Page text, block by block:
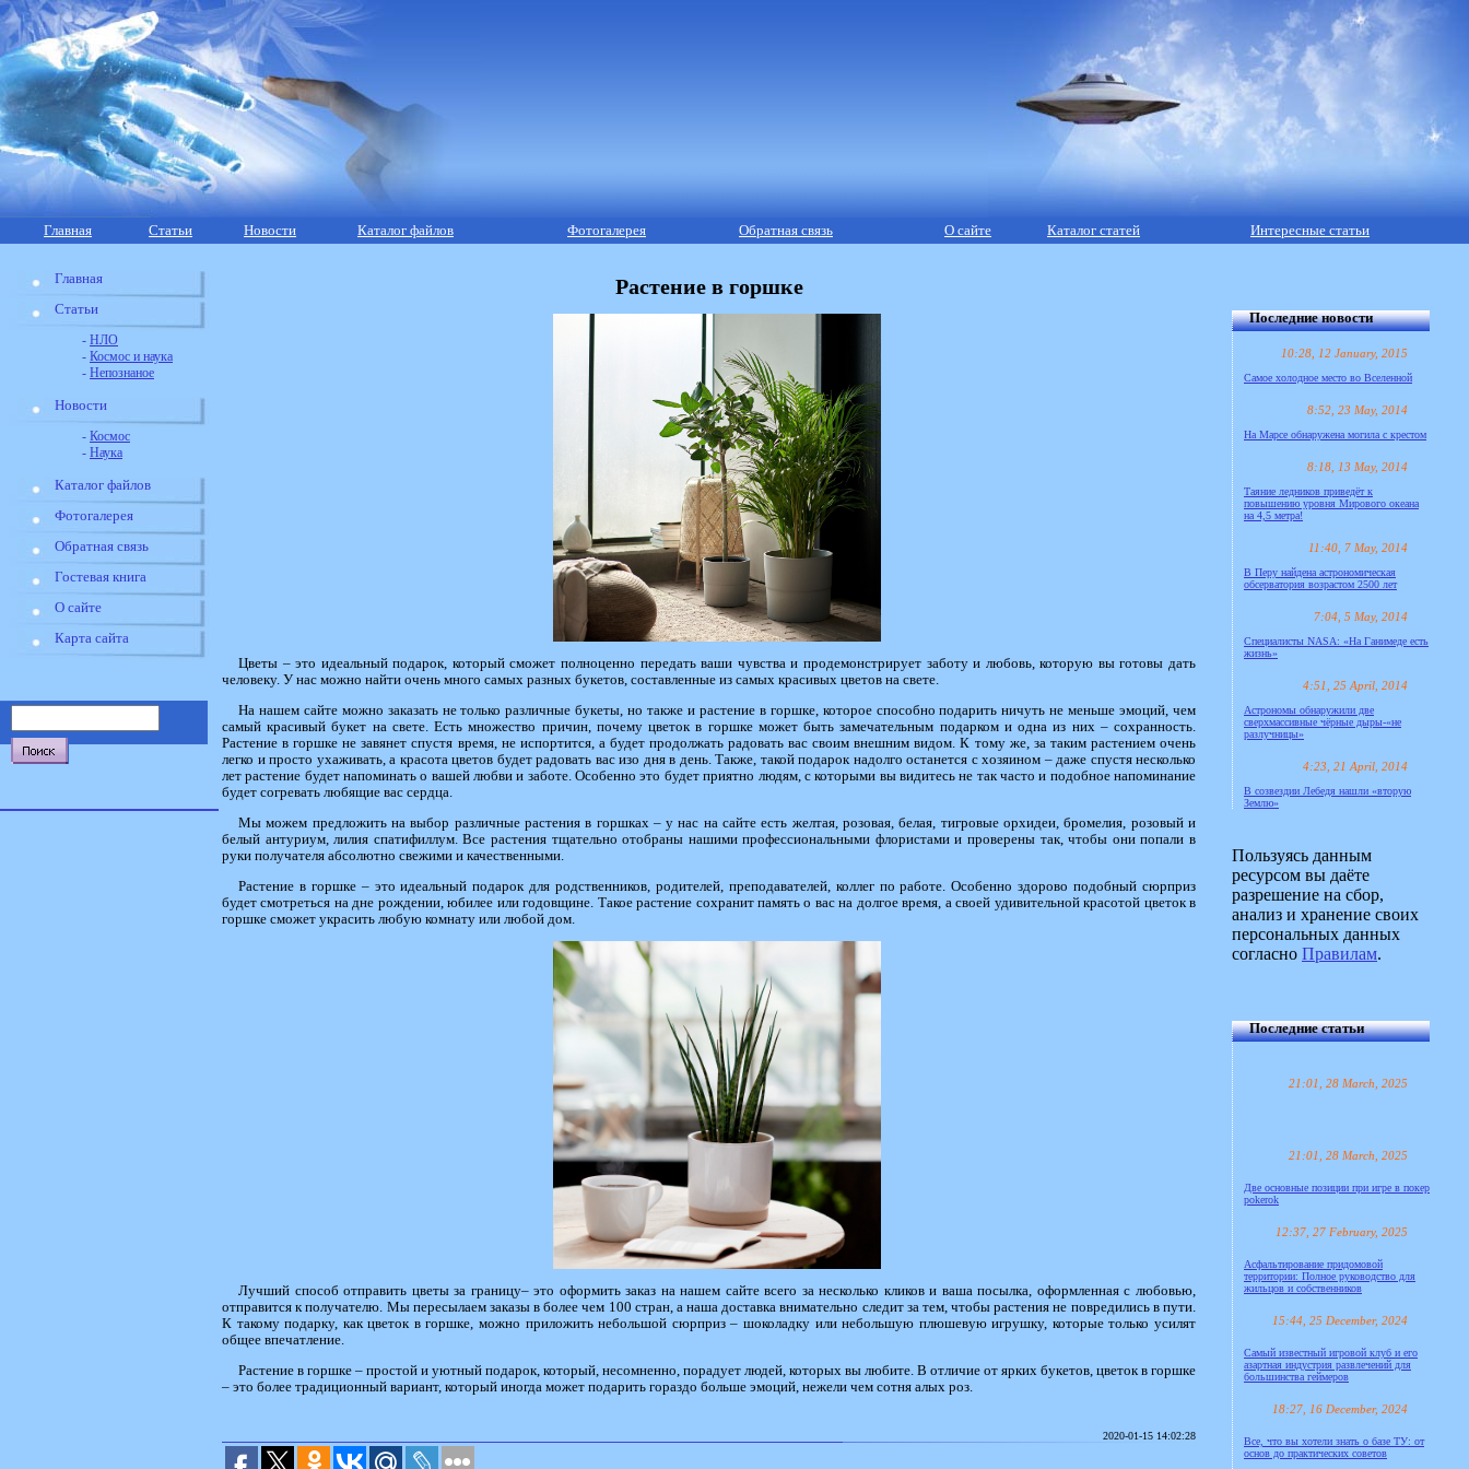
Главная Статьи Новости Каталог файлов Фотогалерея Обратная связь О сайте Каталог статей Интересные статьи
Главная
Статьи
- НЛО
- Космос и наука
- Непознаное
Новости
- Космос
- Наука
Каталог файлов
Фотогалерея
Обратная связь
Гостевая книга
О сайте
Карта сайта
Растение в горшке
Цветы – это идеальный подарок, который сможет полноценно передать ваши чувства и продемонстрирует заботу и любовь, которую вы готовы дать
человеку. У нас можно найти очень много самых разных букетов, составленные из самых красивых цветов на свете.
На нашем сайте можно заказать не только различные букеты, но также и растение в горшке, которое способно подарить ничуть не меньше эмоций, чем
самый красивый букет на свете. Есть множество причин, почему цветок в горшке может быть замечательным подарком и одна из них – сохранность.
Растение в горшке не завянет спустя время, не испортится, а будет продолжать радовать вас своим внешним видом. К тому же, за таким растением очень
легко и просто ухаживать, а красота цветов будет радовать вас изо дня в день. Также, такой подарок надолго останется с хозяином – даже спустя несколько
лет растение будет напоминать о вашей любви и заботе. Особенно это будет приятно людям, с которыми вы видитесь не так часто и подобное напоминание
будет согревать любящие вас сердца.
Мы можем предложить на выбор различные растения в горшках – у нас на сайте есть желтая, розовая, белая, тигровые орхидеи, бромелия, розовый и
белый антуриум, лилия спатифиллум. Все растения тщательно отобраны нашими профессиональными флористами и проверены так, чтобы они попали в
руки получателя абсолютно свежими и качественными.
Растение в горшке – это идеальный подарок для родственников, родителей, преподавателей, коллег по работе. Особенно здорово подобный сюрприз
будет смотреться на дне рождении, юбилее или годовщине. Такое растение сохранит память о вас на долгое время, а своей удивительной красотой цветок в
горшке сможет украсить любую комнату или любой дом.
Лучший способ отправить цветы за границу– это оформить заказ на нашем сайте всего за несколько кликов и ваша посылка, оформленная с любовью,
отправится к получателю. Мы пересылаем заказы в более чем 100 стран, а наша доставка внимательно следит за тем, чтобы растения не повредились в пути.
К такому подарку, как цветок в горшке, можно приложить небольшой сюрприз – шоколадку или небольшую плюшевую игрушку, которые только усилят
общее впечатление.
Растение в горшке – простой и уютный подарок, который, несомненно, порадует людей, которых вы любите. В отличие от ярких букетов, цветок в горшке
– это более традиционный вариант, который иногда может подарить гораздо больше эмоций, нежели чем сотня алых роз.
2020-01-15 14:02:28
Последние новости
10:28, 12 January, 2015
Самое холодное место во Вселенной
8:52, 23 May, 2014
На Марсе обнаружена могила с крестом
8:18, 13 May, 2014
Таяние ледников приведёт к
повышению уровня Мирового океана
на 4,5 метра!
11:40, 7 May, 2014
В Перу найдена астрономическая
обсерватория возрастом 2500 лет
7:04, 5 May, 2014
Специалисты NASA: «На Ганимеде есть
жизнь»
4:51, 25 April, 2014
Астрономы обнаружили две
сверхмассивные чёрные дыры-«не
разлучницы»
4:23, 21 April, 2014
В созвездии Лебедя нашли «вторую
Землю»
Пользуясь данным
ресурсом вы даёте
разрешение на сбор,
анализ и хранение своих
персональных данных
согласно Правилам.
Последние статьи
21:01, 28 March, 2025
21:01, 28 March, 2025
Две основные позиции при игре в покер
pokerok
12:37, 27 February, 2025
Асфальтирование придомовой
территории: Полное руководство для
жильцов и собственников
15:44, 25 December, 2024
Самый известный игровой клуб и его
азартная индустрия развлечений для
большинства геймеров
18:27, 16 December, 2024
Все, что вы хотели знать о базе ТУ: от
основ до практических советов